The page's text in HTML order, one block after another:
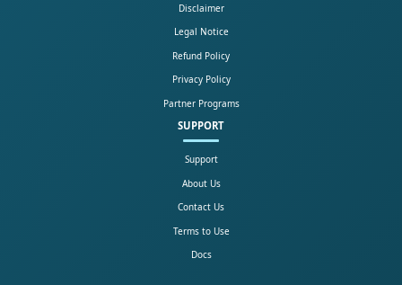
Disclaimer
Legal Notice
Refund Policy
Privacy Policy
Partner Programs
SUPPORT
Support
About Us
Contact Us
Terms to Use
Docs